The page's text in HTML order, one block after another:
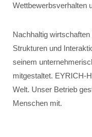
Wettbewerbsverhalten
Nachhaltig
Strukturen und
seinem
mitgestaltet. EYRICH-
Welt. Unser Betrieb
Menschen mit.